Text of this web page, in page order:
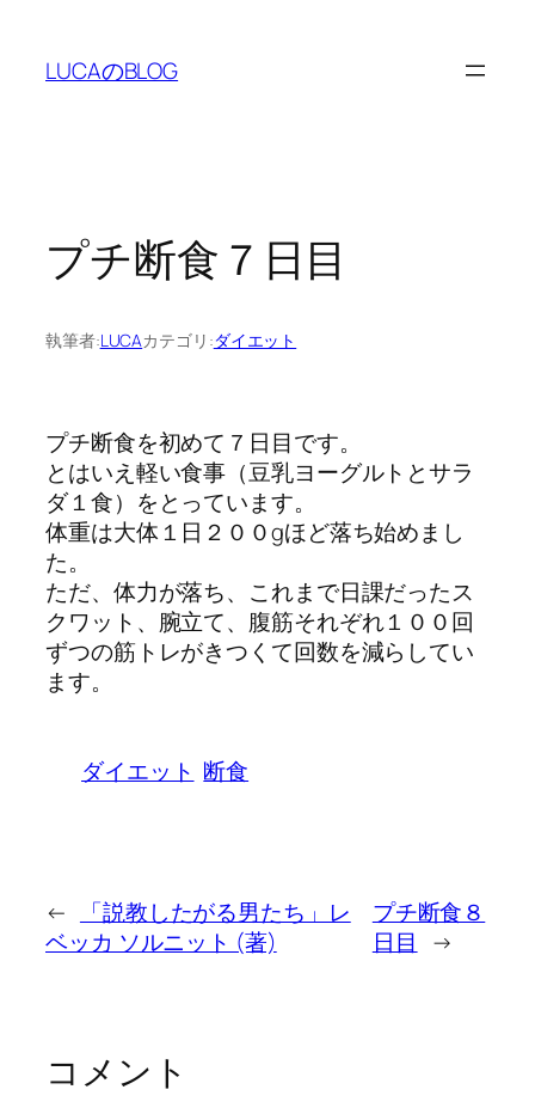
LUCAのBLOG
プチ断食７日目
執筆者:LUCAカテゴリ:ダイエット
プチ断食を初めて７日目です。
とはいえ軽い食事（豆乳ヨーグルトとサラ
ダ１食）をとっています。
体重は大体１日２００gほど落ち始めまし
た。
ただ、体力が落ち、これまで日課だったス
クワット、腕立て、腹筋それぞれ１００回
ずつの筋トレがきつくて回数を減らしてい
ます。
ダイエット 断食
←
「説教したがる男たち」レ
ベッカ ソルニット (著)
プチ断食８
日目
→
コメント